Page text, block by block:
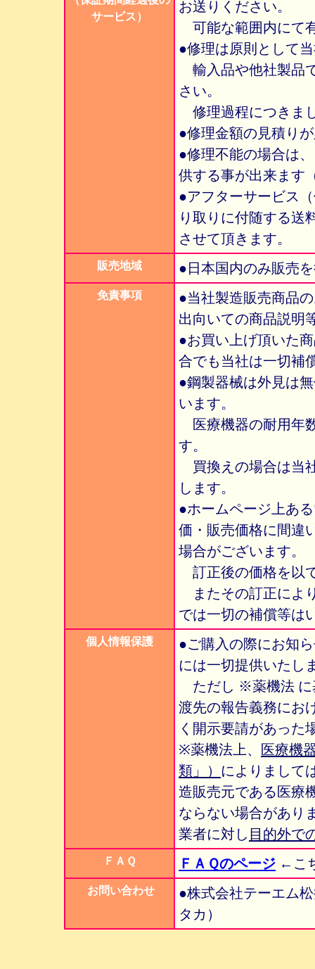
サービス）
お送りください。
可能な範囲内にて
●修理は原則として
輸入品や他社製品
さい。
修理過程につきま
●修理金額の見積り
●修理不能の場合は
供する事が出来ます
●アフターサービス
り取りに付随する送
させて頂きます。
販売地域 ●日本国内のみ販売
免責事項
●当社製造販売商品
出向いての商品説明
●お買い上げ頂いた
合でも当社は一切補
●鋼製器械は外見は
います。
医療機器の耐用年
す。
買換えの場合は当
します。
●ホームページ上あ
価・販売価格に間違
場合がございます。
訂正後の価格を以
またその訂正によ
では一切の補償等は
個人情報保護
●ご購入の際にお知
には一切提供いたし
ただし ※薬機法 に
渡先の報告義務にお
く開示要請があった
※薬機法上、 医療機
類」） によりまして
造販売元である医療
ならない場合があり
業者に対し 目的外で
ＦＡＱ ＦＡＱのページ ←こ
お問い合わせ
●株式会社テーエム
タカ）